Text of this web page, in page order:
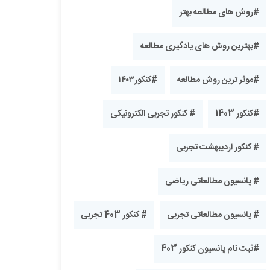
#روش های مطالعه بهتر
#بهترین روش های یادگیری مطالعه
#موثر ترین روش مطالعه #کنکور۱۴۰۳
#کنکور 1403 # کنکور تجربی الکترونیکی
# کنکور اردیبهشت تجربی
# پانسیون مطالعاتی ریاضی
# پانسیون مطالعاتی تجربی # کنکور 403 تجربی
#ثبت نام پانسیون کنکور 403